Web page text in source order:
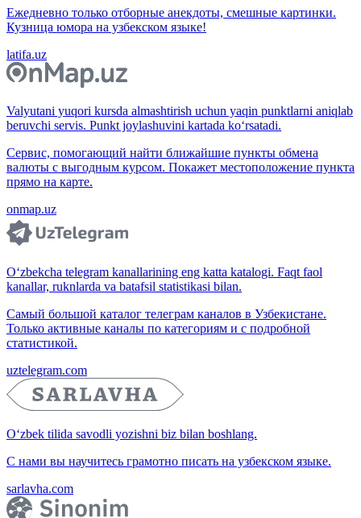
Ежедневно только отборные анекдоты, смешные картинки.
Кузница юмора на узбекском языке!
latifa.uz
Valyutani yuqori kursda almashtirish uchun yaqin punktlarni aniqlab
beruvchi servis. Punkt joylashuvini kartada ko‘rsatadi.
Сервис, помогающий найти ближайшие пункты обмена
валюты с выгодным курсом. Покажет местоположение пункта
прямо на карте.
onmap.uz
O‘zbekcha telegram kanallarining eng katta katalogi. Faqt faol
kanallar, ruknlarda va batafsil statistikasi bilan.
Самый большой каталог телеграм каналов в Узбекистане.
Только активные каналы по категориям и с подробной
статистикой.
uztelegram.com
O‘zbek tilida savodli yozishni biz bilan boshlang.
С нами вы научитесь грамотно писать на узбекском языке.
sarlavha.com